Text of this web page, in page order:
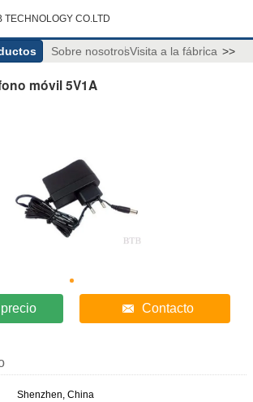
TECHNOLOGY CO.LTD
Sobre nosotrosVisita a la fábrica >>
móvil 5V1A
Contacto
Shenzhen, China